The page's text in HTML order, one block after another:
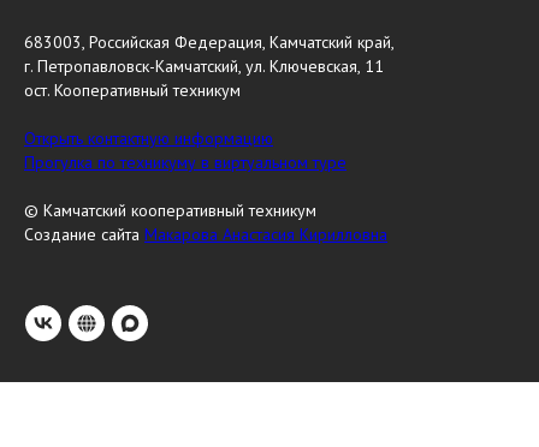
683003, Российская Федерация, Камчатский край,
г. Петропавловск-Камчатский, ул. Ключевская, 11
ост. Кооперативный техникум
Открыть контактную информацию
Прогулка по техникуму в виртуальном туре
© Камчатский кооперативный техникум
Создание сайта Макарова Анастасия Кирилловна